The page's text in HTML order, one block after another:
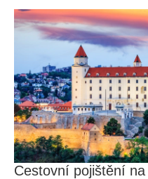
Cestovní pojištění